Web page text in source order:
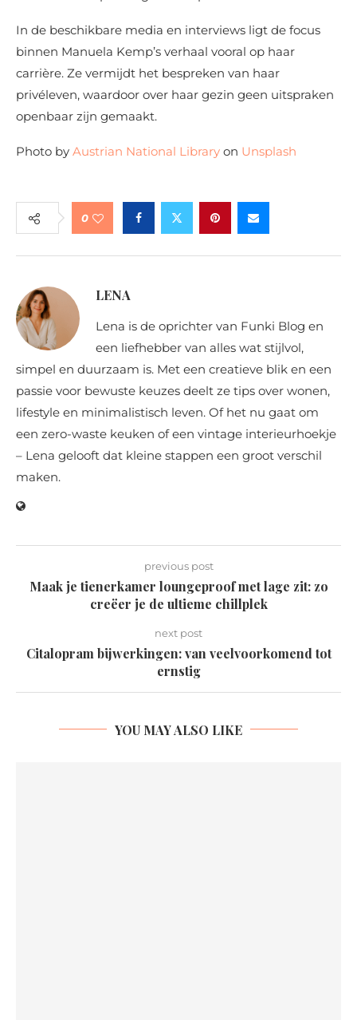
In de beschikbare media en interviews ligt de focus
binnen Manuela Kemp’s verhaal vooral op haar
carrière. Ze vermijdt het bespreken van haar
privéleven, waardoor over haar gezin geen uitspraken
openbaar zijn gemaakt.
Photo by Austrian National Library on Unsplash
0
LENA
Lena is de oprichter van Funki Blog en
een liefhebber van alles wat stijlvol,
simpel en duurzaam is. Met een creatieve blik en een
passie voor bewuste keuzes deelt ze tips over wonen,
lifestyle en minimalistisch leven. Of het nu gaat om
een zero-waste keuken of een vintage interieurhoekje
– Lena gelooft dat kleine stappen een groot verschil
maken.
previous post
Maak je tienerkamer loungeproof met lage zit: zo
creëer je de ultieme chillplek
next post
Citalopram bijwerkingen: van veelvoorkomend tot
ernstig
YOU MAY ALSO LIKE